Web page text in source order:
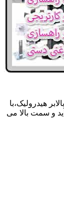
هیدرولیک،با
و سمت بالا می